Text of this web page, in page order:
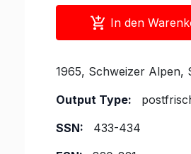
In den
1965, Schweizer Alpen,
Output Type:
SSN:
433-434